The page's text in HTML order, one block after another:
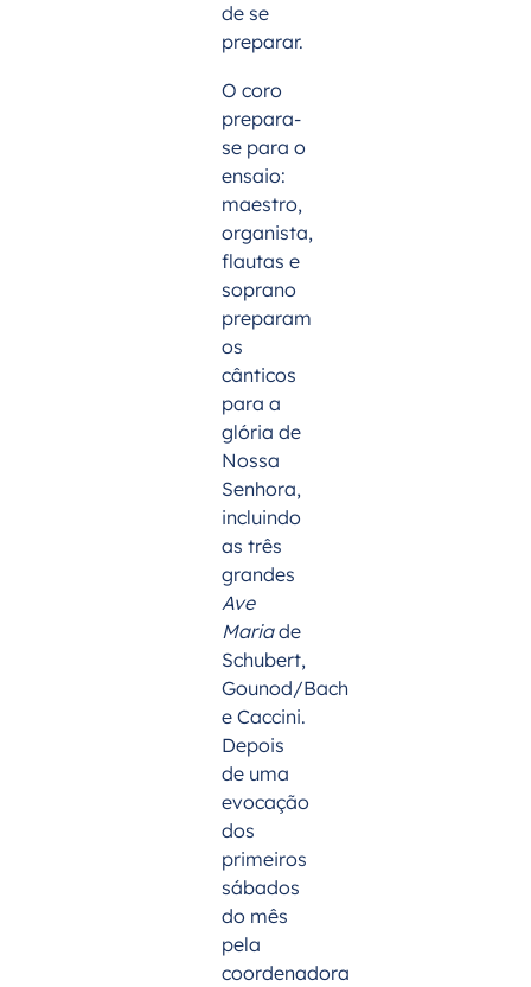
de se
preparar.
O coro
prepara-
se para o
ensaio:
maestro,
organista,
flautas e
soprano
preparam
os
cânticos
para a
glória de
Nossa
Senhora,
incluindo
as três
grandes
Ave
Mariade
Schubert,
Gounod/Bach
e Caccini.
Depois
de uma
evocação
dos
primeiros
sábados
do mês
pela
coordenadora